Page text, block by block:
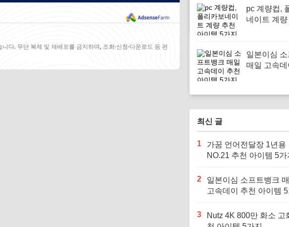
다. 무단 복제 및 재배포를 금지하며, 조회·신청·다운로드 등 편
pc 계량컵,
네이트 계
일본이심
매일 고속
최신 글
1
가꿈 언어전달장 1년용
NO.21 추천 아이템 5가
2
일본이심 소프트뱅크
고속데이 추천 아이템
3
Nutz 4K 800만 화소 고